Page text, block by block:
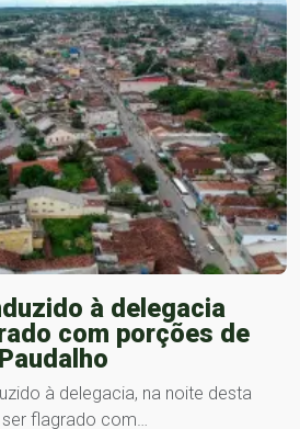
à delegacia
com porções de
à delegacia, na noite desta
flagrado com…